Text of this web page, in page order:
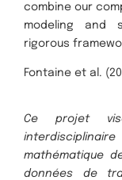
combine our
modeling and
rigorous
Fontaine et al.
Ce projet
mathématique
données de